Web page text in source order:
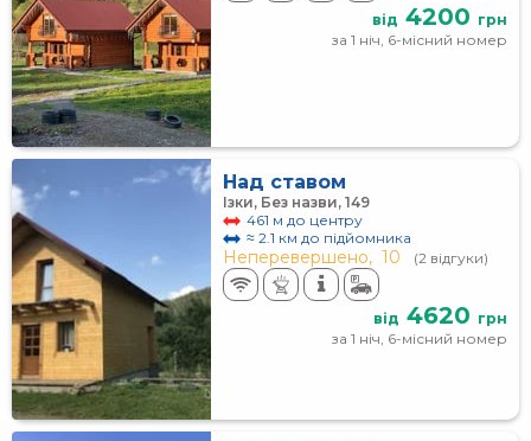
від 4200 грн
за 1 ніч, 6-місний номер
Над ставом
Ізки, Без назви, 149
461 м до центру
≈ 2.1 км до підйомника
Неперевершено, 10 (2 відгуки)
від 4620 грн
за 1 ніч, 6-місний номер